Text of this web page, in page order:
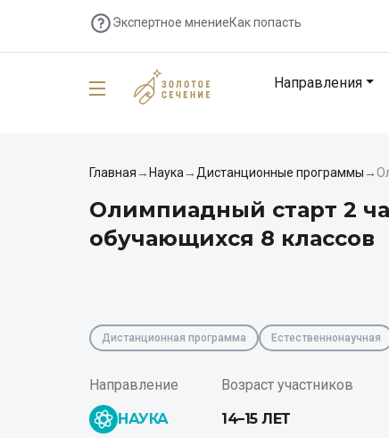
Экспертное мнениеКак попасть
Направления
Главная →Наука → Дистанционные программы →
Олимпиадный старт 2
обучающихся 8 классов
Дистанционная программа Естественнонаучная
Направление
НАУКА
Возраст участников
14–15 ЛЕТ